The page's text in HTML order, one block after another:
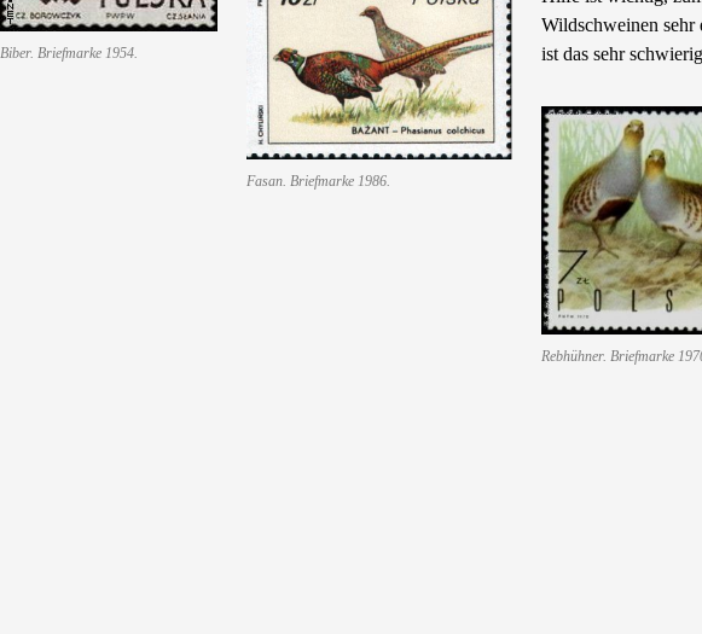
Biber. Briefmarke 1954.
Fasan. Briefmarke 1986.
Wildschweinen sehr
ist das sehr
Rebhühner. Briefmarke